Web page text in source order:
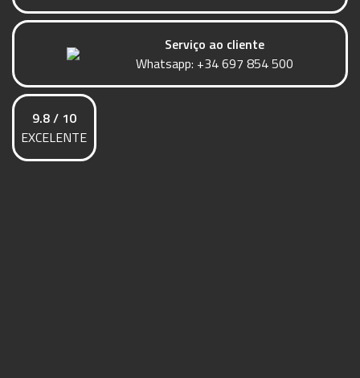
Serviço ao cliente
Whatsapp: +34 697 854 500
9.8 / 10
EXCELENTE